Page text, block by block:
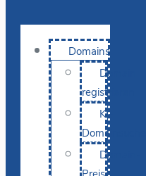
Domains
Domain
registrieren
KI-
Domainsuche
Domain-